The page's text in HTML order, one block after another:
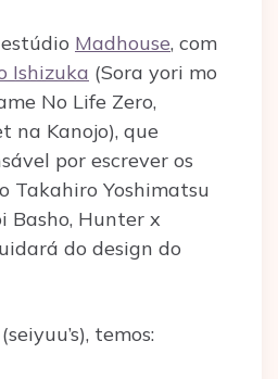
Madhouse, com
Ishizuka (Sora yori mo
No Life Zero,
na Kanojo), que
por escrever os
Takahiro Yoshimatsu
Basho, Hunter x
do design do
temos: